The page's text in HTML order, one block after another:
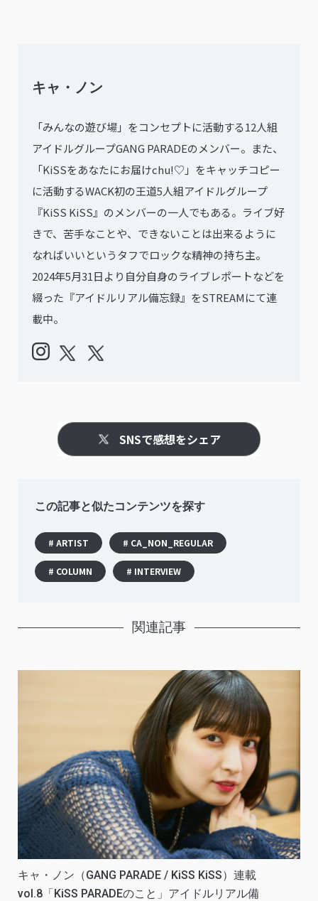
キャ・ノン
「みんなの遊び場」をコンセプトに活動する12人組
アイドルグループGANG PARADEのメンバー。また、
「KiSSをあなたにお届けchu!♡」をキャッチコピー
に活動するWACK初の王道5人組アイドルグループ
『KiSS KiSS』のメンバーの一人でもある。ライブ好
きで、苦手なことや、できないことは出来るように
なればいいというタフでロックな精神の持ち主。
2024年5月31日より自分自身のライブレポートなどを
綴った『アイドルリアル備忘録』をSTREAMにて連
載中。
SNSで感想をシェア
この記事と似たコンテンツを探す
# ARTIST # CA_NON_REGULAR
# COLUMN # INTERVIEW
関連記事
キャ・ノン（GANG PARADE / KiSS KiSS）連載
vol.8「KiSS PARADEのこと」アイドルリアル備